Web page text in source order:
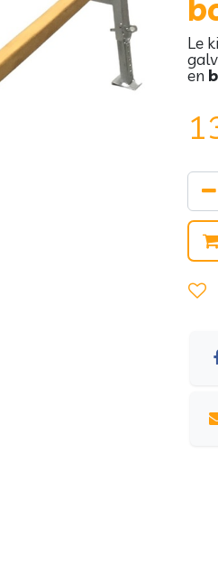
Le
en